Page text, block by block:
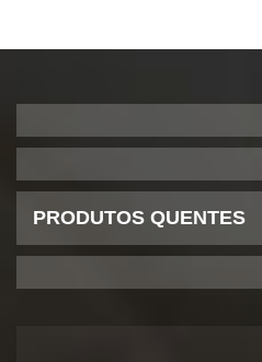
PRODUTOS QUENTES